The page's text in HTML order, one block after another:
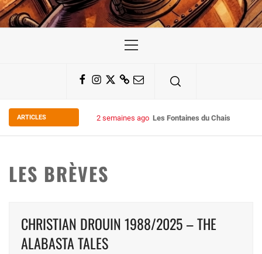
Menu
Facebook
Instagram
TwitterSubstack
Email
ARTICLES 2 semaines ago Les Fontaines du Chais 27
LES BRÈVES
CHRISTIAN DROUIN 1988/2025 – THE
ALABASTA TALES